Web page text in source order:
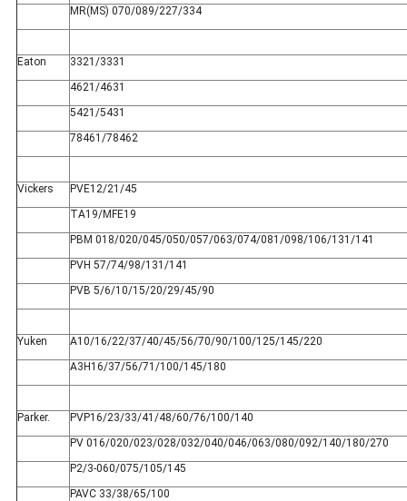
MR(MS) 070/089/227/334
Eaton
3321/3331
4621/4631
5421/5431
78461/78462
Vickers
PVE12/21/45
TA19/MFE19
PBM 018/020/045/050/057/063/074/081/098/106/131/141
PVH 57/74/98/131/141
PVB 5/6/10/15/20/29/45/90
Yuken
A10/16/22/37/40/45/56/70/90/100/125/145/220
A3H16/37/56/71/100/145/180
Parker.
PVP16/23/33/41/48/60/76/100/140
PV 016/020/023/028/032/040/046/063/080/092/140/180/270
P2/3-060/075/105/145
PAVC 33/38/65/100